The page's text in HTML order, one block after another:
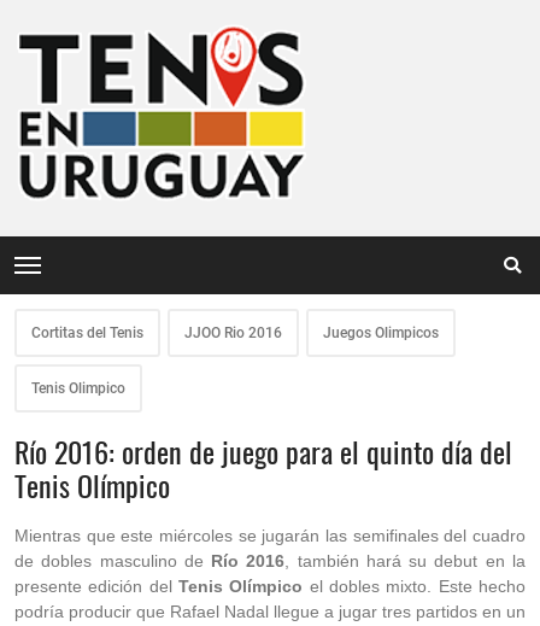
Cortitas del Tenis JJOO Rio 2016 Juegos Olimpicos
Tenis Olimpico
Río 2016: orden de juego para el quinto día del
Tenis Olímpico
Mientras que este miércoles se jugarán las semifinales del cuadro
de dobles masculino de Río 2016 , también hará su debut en la
presente edición del Tenis Olímpico el dobles mixto. Este hecho
podría producir que Rafael Nadal llegue a jugar tres partidos en un